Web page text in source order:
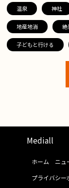
温泉 神社
地産地消 絶
子どもと行ける
Mediall
ホーム ニュ
プライバシー